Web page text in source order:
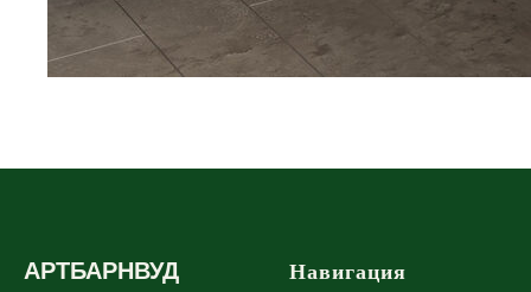
АРТБАРНВУД Навигация